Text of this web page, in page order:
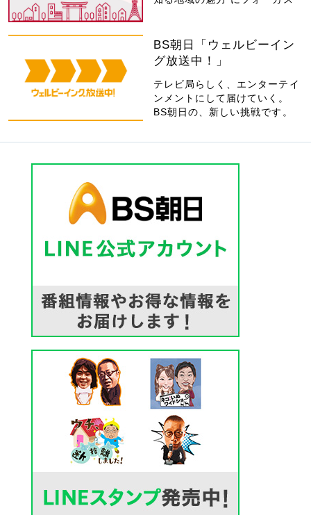
BS朝日「ウェルビーイン
グ放送中！」
テレビ局らしく、エンターテイ
ンメントにして届けていく。
BS朝日の、新しい挑戦です。